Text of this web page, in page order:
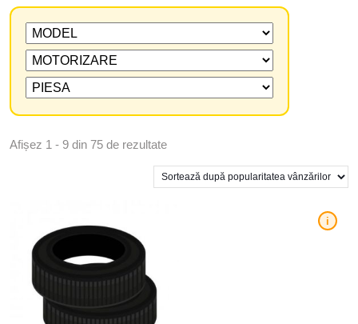
Afișez 1 - 9 din 75 de rezultate
i